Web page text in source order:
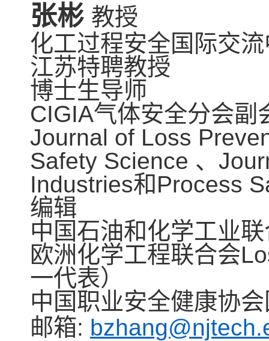
张彬 教授
化工过程安全国际交
江苏特聘教授
博士生导师
CIGIA气体安全分会副
Journal of Loss
Safety Science 、
Industries和 Process
编辑
中国石油和化学工业
欧洲化学工程联合会
一代表）
中国职业安全健康协
邮箱: